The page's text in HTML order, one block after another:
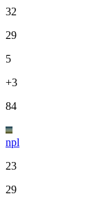
32
29
5
+3
84
npl
23
29